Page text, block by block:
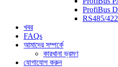
ProfiBus
RS485/
খবর
FAQs
আমাদের সম্পর্কে
কারখানা ভ্রমণ
যোগাযোগ করুন